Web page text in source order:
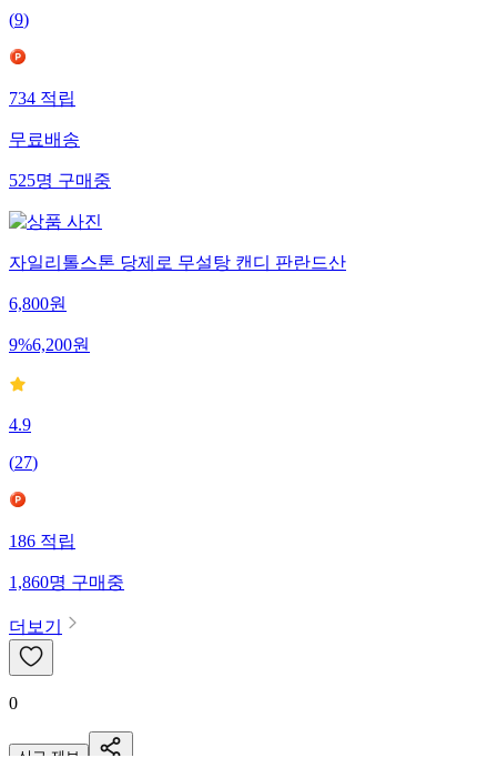
(9)
734적립
무료배송
525명구매중
자일리톨스톤 당제로 무설탕 캔디 판란드산
6,800원
9%6,200원
4.9
(27)
186적립
1,860명구매중
더보기
0